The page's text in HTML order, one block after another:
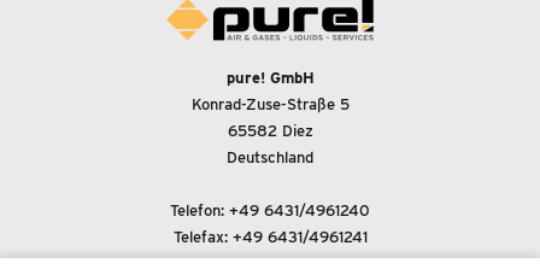
pure! GmbH
Konrad-Zuse-Straße 5
65582 Diez
Deutschland
Telefon: +49 6431/4961240
Telefax: +49 6431/4961241